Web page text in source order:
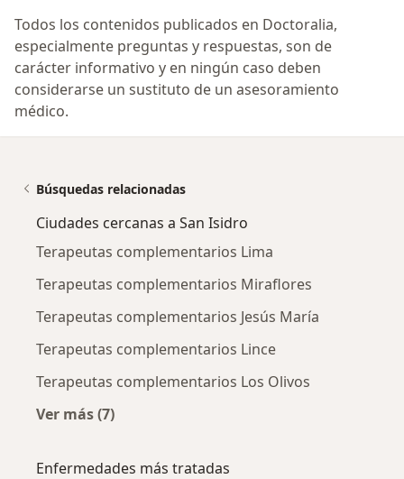
Todos los contenidos publicados en Doctoralia,
especialmente preguntas y respuestas, son de
carácter informativo y en ningún caso deben
considerarse un sustituto de un asesoramiento
médico.
Búsquedas relacionadas
Ciudades cercanas a San Isidro
Terapeutas complementarios Lima
Terapeutas complementarios Miraflores
Terapeutas complementarios Jesús María
Terapeutas complementarios Lince
Terapeutas complementarios Los Olivos
Ver más (7)
Enfermedades más tratadas